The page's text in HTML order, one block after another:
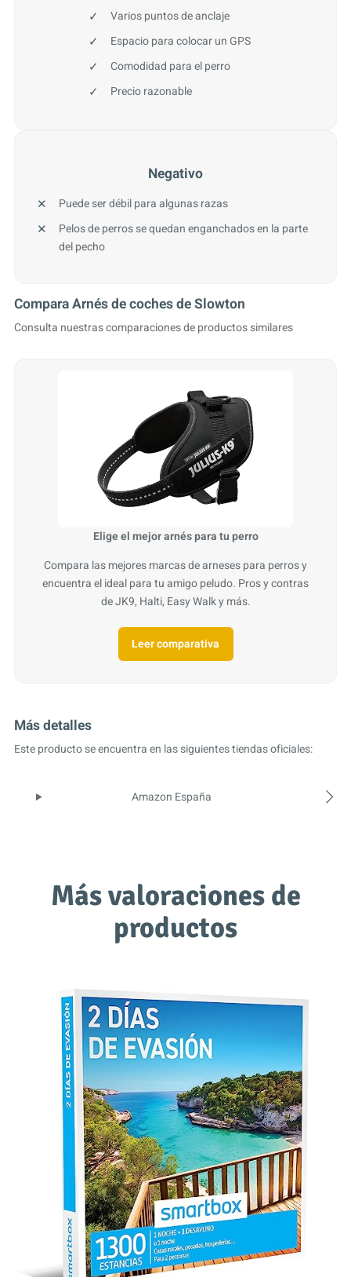
Varios puntos de anclaje
Espacio para colocar un GPS
Comodidad para el perro
Precio razonable
Negativo
Puede ser débil para algunas razas
Pelos de perros se quedan enganchados en la parte
del pecho
Compara Arnés de coches de Slowton
Consulta nuestras comparaciones de productos similares
Elige el mejor arnés para tu perro
Compara las mejores marcas de arneses para perros y
encuentra el ideal para tu amigo peludo. Pros y contras
de JK9, Halti, Easy Walk y más.
Leer comparativa
Más detalles
Este producto se encuentra en las siguientes tiendas oficiales:
Amazon España
Más valoraciones de
productos